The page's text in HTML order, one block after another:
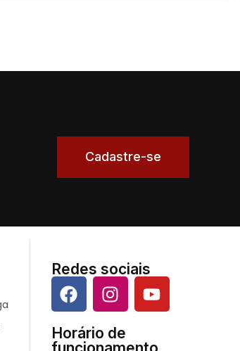
Cadastre-se
Redes sociais
Horário de